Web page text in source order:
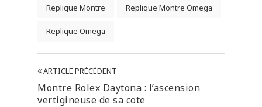
Replique Montre Replique Montre Omega
Replique Omega
ARTICLE PRÉCÉDENT
Montre Rolex Daytona : l’ascension
vertigineuse de sa cote